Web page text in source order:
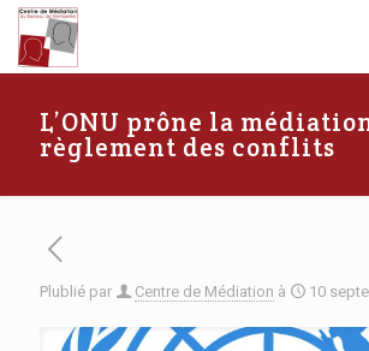
L’ONU prône la
règlement des conflits
Plublié par Centre de Médiation à 10